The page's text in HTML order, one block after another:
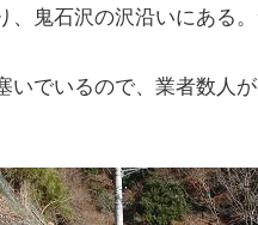
鬼石沢の沢沿いにある
でいるので、業者数人